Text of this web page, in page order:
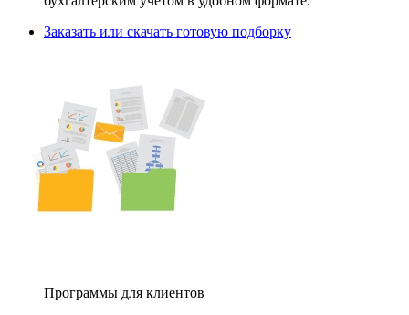
Заказать или скачать готовую подборку
Программы для клиентов